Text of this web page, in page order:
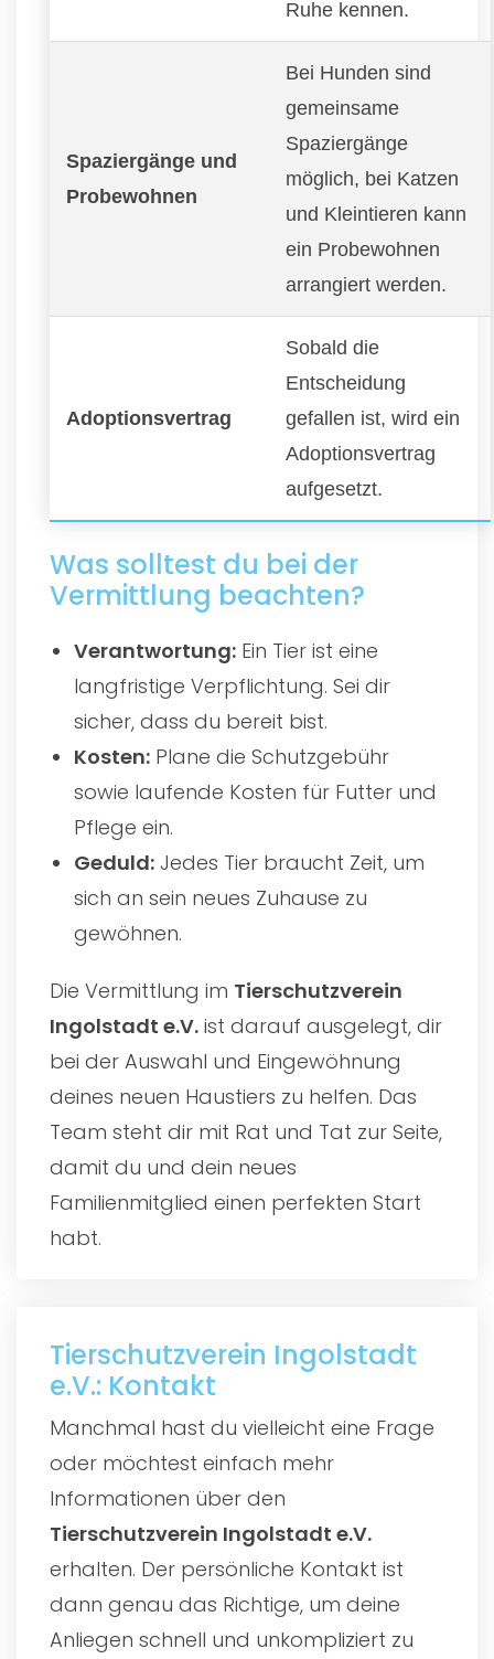
Ruhe kennen.
Spaziergänge und
Probewohnen
Bei Hunden sind
gemeinsame
Spaziergänge
möglich, bei Katzen
und Kleintieren kann
ein Probewohnen
arrangiert werden.
Adoptionsvertrag
Sobald die
Entscheidung
gefallen ist, wird ein
Adoptionsvertrag
aufgesetzt.
Was solltest du bei der
Vermittlung beachten?
Verantwortung: Ein Tier ist eine
langfristige Verpflichtung. Sei dir
sicher, dass du bereit bist.
Kosten: Plane die Schutzgebühr
sowie laufende Kosten für Futter und
Pflege ein.
Geduld: Jedes Tier braucht Zeit, um
sich an sein neues Zuhause zu
gewöhnen.
Die Vermittlung im Tierschutzverein
Ingolstadt e.V. ist darauf ausgelegt, dir
bei der Auswahl und Eingewöhnung
deines neuen Haustiers zu helfen. Das
Team steht dir mit Rat und Tat zur Seite,
damit du und dein neues
Familienmitglied einen perfekten Start
habt.
Tierschutzverein Ingolstadt
e.V.: Kontakt
Manchmal hast du vielleicht eine Frage
oder möchtest einfach mehr
Informationen über den
Tierschutzverein Ingolstadt e.V.
erhalten. Der persönliche Kontakt ist
dann genau das Richtige, um deine
Anliegen schnell und unkompliziert zu